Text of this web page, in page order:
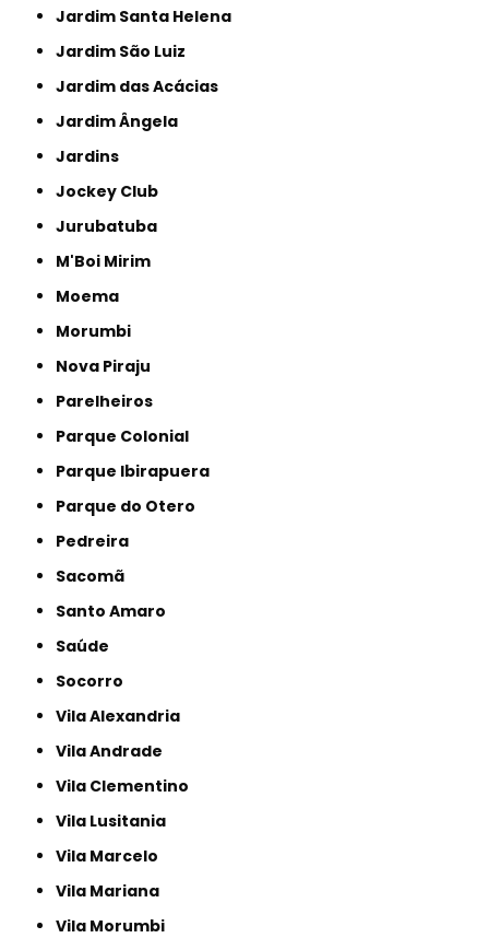
Jardim Santa Helena
Jardim São Luiz
Jardim das Acácias
Jardim Ângela
Jardins
Jockey Club
Jurubatuba
M'Boi Mirim
Moema
Morumbi
Nova Piraju
Parelheiros
Parque Colonial
Parque Ibirapuera
Parque do Otero
Pedreira
Sacomã
Santo Amaro
Saúde
Socorro
Vila Alexandria
Vila Andrade
Vila Clementino
Vila Lusitania
Vila Marcelo
Vila Mariana
Vila Morumbi